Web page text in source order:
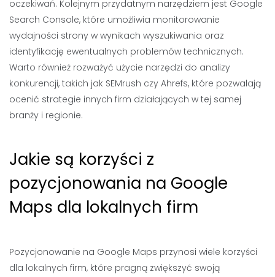
oczekiwań. Kolejnym przydatnym narzędziem jest Google
Search Console, które umożliwia monitorowanie
wydajności strony w wynikach wyszukiwania oraz
identyfikację ewentualnych problemów technicznych.
Warto również rozważyć użycie narzędzi do analizy
konkurencji, takich jak SEMrush czy Ahrefs, które pozwalają
ocenić strategie innych firm działających w tej samej
branży i regionie.
Jakie są korzyści z
pozycjonowania na Google
Maps dla lokalnych firm
Pozycjonowanie na Google Maps przynosi wiele korzyści
dla lokalnych firm, które pragną zwiększyć swoją